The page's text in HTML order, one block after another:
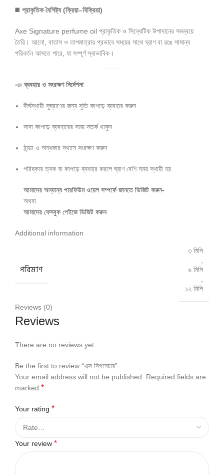
◼️ প্রাকৃতিক বৈশিষ্ট্য (ক্রিয়া–বিক্রিয়া)
Axe Signature perfume oil প্রাকৃতিক ও সিন্থেটিক উপাদানের সমন্বয়ে
তৈরি। আলো, বাতাস ও তাপমাত্রার প্রভাবে সময়ের সাথে ঘ্রাণ বা রঙে সামান্য
পরিবর্তন আসতে পারে, যা সম্পূর্ণ স্বাভাবিক।
📣ব্যবহার ও সংরক্ষণ নির্দেশনা
দীর্ঘস্থায়ী সুঘ্রাণের জন্য সুতি কাপড়ে ব্যবহার করুন
সাদা কাপড়ে ব্যবহারের সময় সতর্ক থাকুন
ঠান্ডা ও অন্ধকার স্থানে সংরক্ষণ করুন
পরিষ্কার ত্বক বা কাপড়ে ব্যবহার করলে ঘ্রাণ বেশি সময় স্থায়ী হয়
আমাদের অন্যান্য পারফিউম ওয়েল সম্পর্কে জানতে ভিজিট করুন-
অথবা
আমাদের ফেসবুক পেইজে ভিজিট করুন
Additional information
পরিমাণ
৩ মিলি
,
৬ মিলি
,
১২ মিলি
Reviews (0)
Reviews
There are no reviews yet.
Be the first to review “এক্স সিগনেচার”
Your email address will not be published. Required fields are
marked *
Your rating *
Your review *